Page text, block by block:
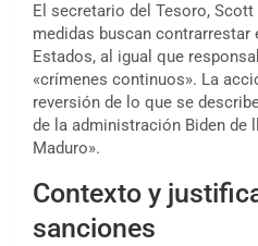
El secretario del Tesoro,
medidas buscan
Estados, al igual que
«crímenes continuos». La
reversión de lo que se
de la administración Biden de
Maduro».
Contexto y
sanciones